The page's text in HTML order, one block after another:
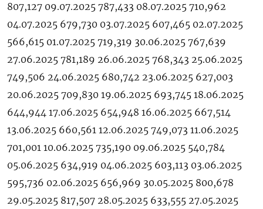
807,127 09.07.2025 787,433 08.07.2025 710,962
04.07.2025 679,730 03.07.2025 607,465 02.07.2025
566,615 01.07.2025 719,319 30.06.2025 767,639
27.06.2025 781,189 26.06.2025 768,343 25.06.2025
749,506 24.06.2025 680,742 23.06.2025 627,003
20.06.2025 709,830 19.06.2025 693,745 18.06.2025
644,944 17.06.2025 654,948 16.06.2025 667,514
13.06.2025 660,561 12.06.2025 749,073 11.06.2025
701,001 10.06.2025 735,190 09.06.2025 540,784
05.06.2025 634,919 04.06.2025 603,113 03.06.2025
595,736 02.06.2025 656,969 30.05.2025 800,678
29.05.2025 817,507 28.05.2025 633,555 27.05.2025